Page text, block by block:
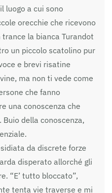
luogo a cui sono
orecchie che ricevono
la bianca Turandot
un piccolo scatolino pur
e brevi risatine
ma non ti vede come
che fanno
una conoscenza che
della conoscenza,
da discrete forze
disperato allorché gli
“E’ tutto bloccato”,
tenta vie traverse e mi